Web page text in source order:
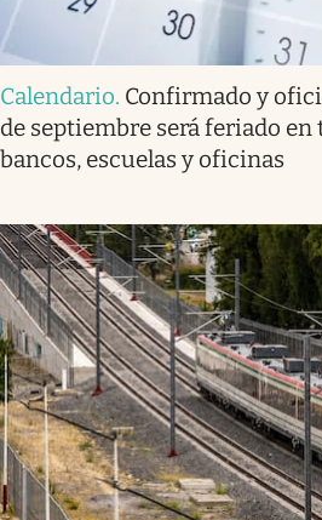
Calendario. Confirmado y
de septiembre será feriado en
bancos, escuelas y oficinas